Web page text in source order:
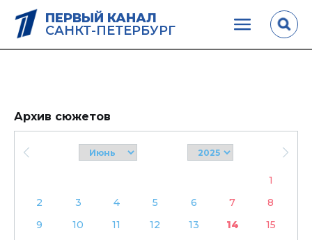
ПЕРВЫЙ КАНАЛ
САНКТ-ПЕТЕРБУРГ
Архив сюжетов
1
2
3 4 5 6 7
8
9
10 11 12 13 14
15